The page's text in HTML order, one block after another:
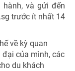
và gửi đến
trước ít nhất 14
về kỳ quan
của mình, các
du khách